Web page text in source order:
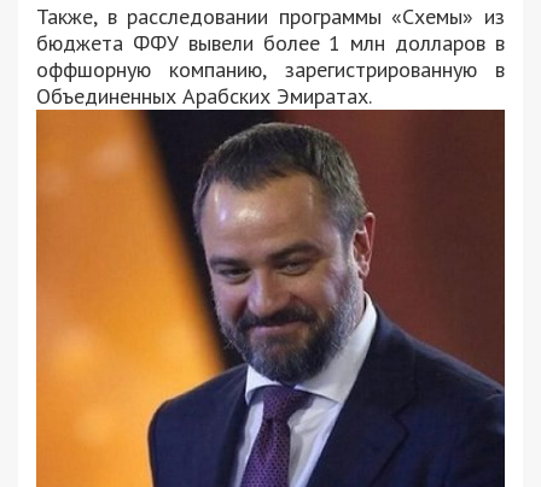
Также, в расследовании программы «Схемы» из
бюджета ФФУ вывели более 1 млн долларов в
оффшорную компанию, зарегистрированную в
Объединенных Арабских Эмиратах.